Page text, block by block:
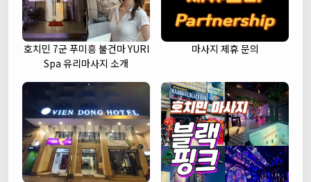
호치민 7군 푸미흥 불건마 YURI
Spa 유리마사지 소개
마사지 제휴 문의